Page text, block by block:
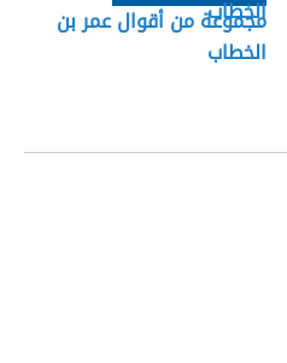
مجموعة من أقوال عمر بن
الخطاب